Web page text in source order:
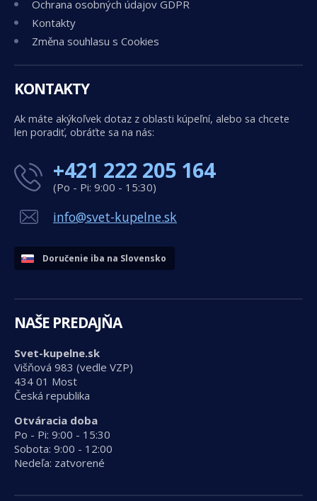
Ochrana osobných údajov GDPR
Kontakty
Změna souhlasu s Cookies
KONTAKTY
Ak máte akýkoľvek dotaz z oblasti kúpeľní, alebo sa chcete
len poradiť, obráťte sa na nás:
+421 222 205 164
(Po - Pi: 9:00 - 15:30)
info@svet-kupelne.sk
Doručenie iba na Slovensko
NAŠE PREDAJŇA
Svet-kupelne.sk
Višňová 983 (vedle VZP)
434 01 Most
Česká republika
Otváracia doba
Po - Pi: 9:00 - 15:30
Sobota: 9:00 - 12:00
Nedeľa: zatvorené